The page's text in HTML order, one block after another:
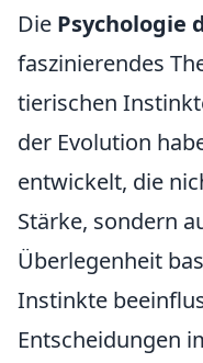
Die Psychologie
faszinierendes
tierischen
der Evolution
entwickelt, die
Stärke, sondern
Überlegenheit
Instinkte
Entscheidungen